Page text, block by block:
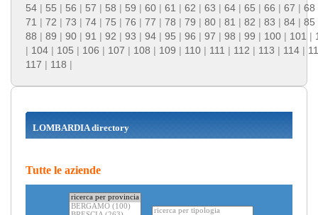
54 | 55 | 56 | 57 | 58 | 59 | 60 | 61 | 62 | 63 | 64 | 65 | 66 | 67 | 68
71 | 72 | 73 | 74 | 75 | 76 | 77 | 78 | 79 | 80 | 81 | 82 | 83 | 84 | 85
88 | 89 | 90 | 91 | 92 | 93 | 94 | 95 | 96 | 97 | 98 | 99 | 100 | 101 |
| 104 | 105 | 106 | 107 | 108 | 109 | 110 | 111 | 112 | 113 | 114 |
117 | 118 |
LOMBARDIA directory
Tutte le aziende